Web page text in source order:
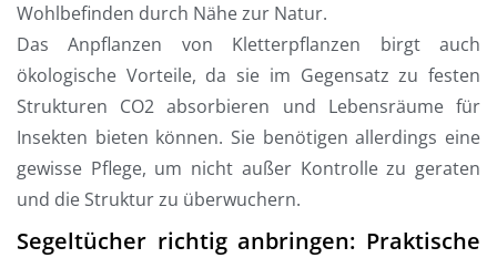
Wohlbefinden durch Nähe zur Natur.
Das Anpflanzen von Kletterpflanzen birgt auch
ökologische Vorteile, da sie im Gegensatz zu festen
Strukturen CO2 absorbieren und Lebensräume für
Insekten bieten können. Sie benötigen allerdings eine
gewisse Pflege, um nicht außer Kontrolle zu geraten
und die Struktur zu überwuchern.
Segeltücher richtig anbringen: Praktische